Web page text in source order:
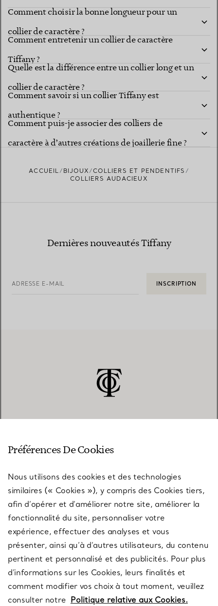
important ?
Comment choisir la bonne longueur pour un
collier de caractère ?
Comment entretenir un collier de caractère
Tiffany ?
Quelle est la différence entre un collier long et un
collier de caractère ?
Comment savoir si un collier Tiffany est
authentique ?
Comment puis-je associer des colliers de
caractère à d’autres créations de joaillerie fine ?
ACCUEIL BIJOUX
COLLIERS ET PENDENTIFS
COLLIERS AUDACIEUX
Dernières nouveautés Tiffany
ADRESSE E-MAIL INSCRIPTION
SERVICES
À PROPOS
QUESTIONS LÉGALES
SUIVEZ-NOUS
Préférences De Cookies
Nous utilisons des cookies et des technologies
similaires (« Cookies »), y compris des Cookies tiers,
afin d’opérer et d’améliorer notre site, améliorer la
fonctionnalité du site, personnaliser votre
expérience, effectuer des analyses et vous
présenter, ainsi qu’à d’autres utilisateurs, du contenu
pertinent et personnalisé et des publicités. Pour plus
d’informations sur les Cookies, leurs finalités et
comment modifier vos choix à tout moment, veuillez
consulter notre Politique relative aux Cookies.